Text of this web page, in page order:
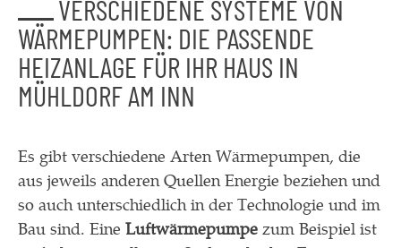
VERSCHIEDENE SYSTEME VON
WÄRMEPUMPEN: DIE PASSENDE
HEIZANLAGE FÜR IHR HAUS IN
MÜHLDORF AM INN
Es gibt verschiedene Arten Wärmepumpen, die
aus jeweils anderen Quellen Energie beziehen und
so auch unterschiedlich in der Technologie und im
Bau sind. Eine Luftwärmepumpe zum Beispiel ist